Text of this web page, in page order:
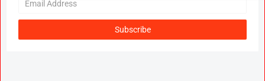
GR; Alarming News for Mano